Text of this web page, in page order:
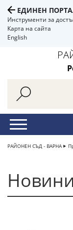
ЕДИНЕН
Инструменти за
Карта на сайта
English
РАЙОНЕН СЪД - ВАРНА
Новини